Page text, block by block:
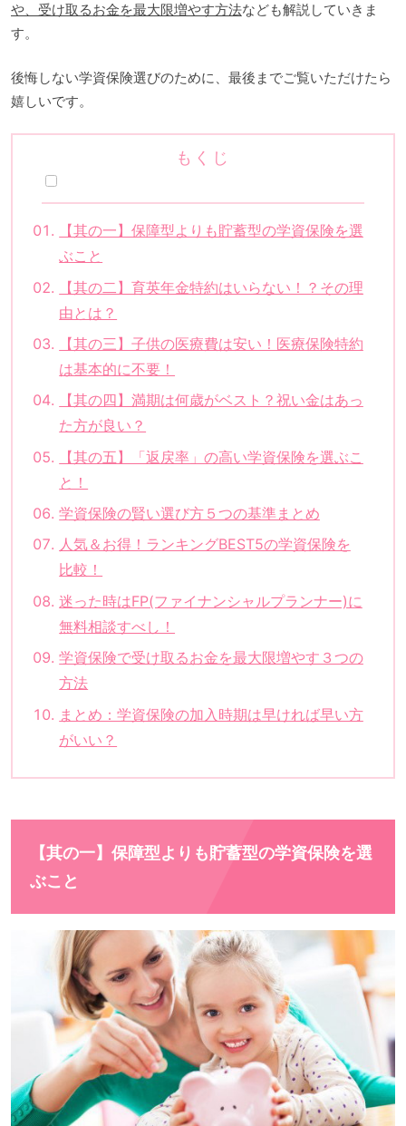
や、受け取るお金を最大限増やす方法なども解説していきま
す。
後悔しない学資保険選びのために、最後までご覧いただけたら
嬉しいです。
もくじ
【其の一】保障型よりも貯蓄型の学資保険を選
ぶこと
【其の二】育英年金特約はいらない！？その理
由とは？
【其の三】子供の医療費は安い！医療保険特約
は基本的に不要！
【其の四】満期は何歳がベスト？祝い金はあっ
た方が良い？
【其の五】「返戻率」の高い学資保険を選ぶこ
と！
学資保険の賢い選び方５つの基準まとめ
人気＆お得！ランキングBEST5の学資保険を
比較！
迷った時はFP(ファイナンシャルプランナー)に
無料相談すべし！
学資保険で受け取るお金を最大限増やす３つの
方法
まとめ：学資保険の加入時期は早ければ早い方
がいい？
【其の一】保障型よりも貯蓄型の学資保険を選
ぶこと